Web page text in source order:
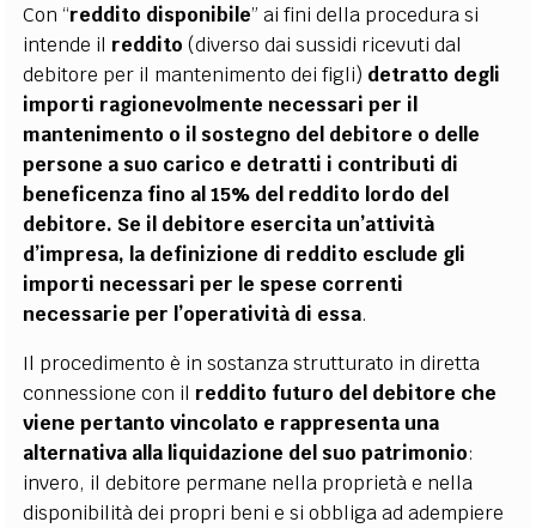
Con “reddito disponibile” ai fini della procedura si
intende il reddito (diverso dai sussidi ricevuti dal
debitore per il mantenimento dei figli) detratto degli
importi ragionevolmente necessari per il
mantenimento o il sostegno del debitore o delle
persone a suo carico e detratti i contributi di
beneficenza fino al 15% del reddito lordo del
debitore. Se il debitore esercita un’attività
d’impresa, la definizione di reddito esclude gli
importi necessari per le spese correnti
necessarie per l’operatività di essa.
Il procedimento è in sostanza strutturato in diretta
connessione con il reddito futuro del debitore che
viene pertanto vincolato e rappresenta una
alternativa alla liquidazione del suo patrimonio:
invero, il debitore permane nella proprietà e nella
disponibilità dei propri beni e si obbliga ad adempiere